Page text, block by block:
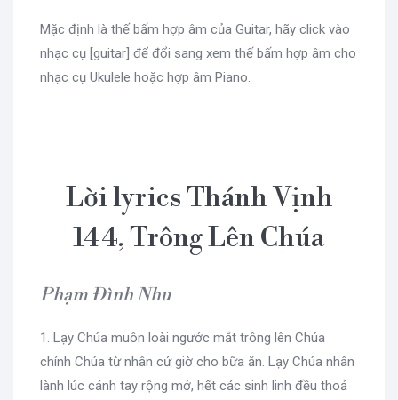
Mặc định là thế bấm hợp âm của Guitar, hãy click vào
nhạc cụ [guitar] để đổi sang xem thế bấm hợp âm cho
nhạc cụ Ukulele hoặc hợp âm Piano.
Lời lyrics Thánh Vịnh
144, Trông Lên Chúa
Phạm Đình Nhu
1. Lạy Chúa muôn loài ngước mắt trông lên Chúa
chính Chúa từ nhân cứ giờ cho bữa ăn. Lạy Chúa nhân
lành lúc cánh tay rộng mở, hết các sinh linh đều thoả